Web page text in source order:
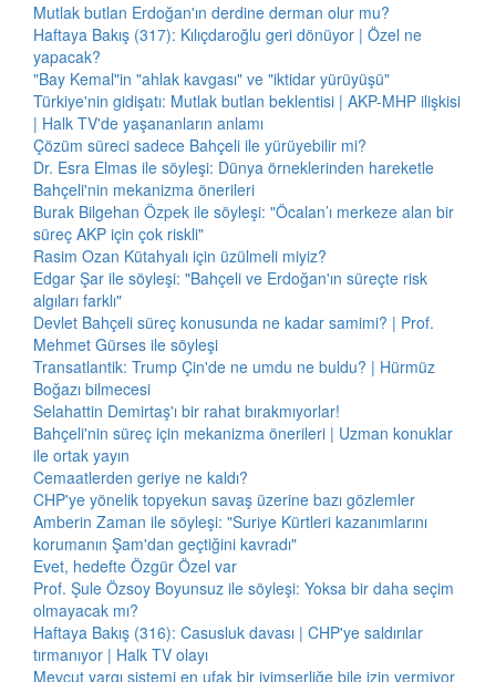
Mutlak butlan Erdoğan'ın derdine derman olur mu?
Haftaya Bakış (317): Kılıçdaroğlu geri dönüyor | Özel ne
yapacak?
"Bay Kemal"in "ahlak kavgası" ve "iktidar yürüyüşü"
Türkiye'nin gidişatı: Mutlak butlan beklentisi | AKP-MHP ilişkisi
| Halk TV'de yaşananların anlamı
Çözüm süreci sadece Bahçeli ile yürüyebilir mi?
Dr. Esra Elmas ile söyleşi: Dünya örneklerinden hareketle
Bahçeli'nin mekanizma önerileri
Burak Bilgehan Özpek ile söyleşi: "Öcalan’ı merkeze alan bir
süreç AKP için çok riskli"
Rasim Ozan Kütahyalı için üzülmeli miyiz?
Edgar Şar ile söyleşi: "Bahçeli ve Erdoğan'ın süreçte risk
algıları farklı"
Devlet Bahçeli süreç konusunda ne kadar samimi? | Prof.
Mehmet Gürses ile söyleşi
Transatlantik: Trump Çin'de ne umdu ne buldu? | Hürmüz
Boğazı bilmecesi
Selahattin Demirtaş'ı bir rahat bırakmıyorlar!
Bahçeli'nin süreç için mekanizma önerileri | Uzman konuklar
ile ortak yayın
Cemaatlerden geriye ne kaldı?
CHP'ye yönelik topyekun savaş üzerine bazı gözlemler
Amberin Zaman ile söyleşi: "Suriye Kürtleri kazanımlarını
korumanın Şam'dan geçtiğini kavradı"
Evet, hedefte Özgür Özel var
Prof. Şule Özsoy Boyunsuz ile söyleşi: Yoksa bir daha seçim
olmayacak mı?
Haftaya Bakış (316): Casusluk davası | CHP'ye saldırılar
tırmanıyor | Halk TV olayı
Mevcut yargı sistemi en ufak bir iyimserliğe bile izin vermiyor